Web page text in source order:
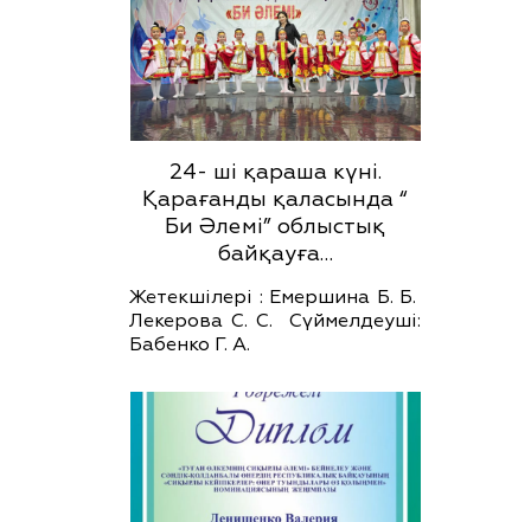
24- ші қараша күні.
Қарағанды қаласында “
Би Әлемі” облыстық
байқауға…
Жетекшілері : Емершина Б. Б.
Лекерова С. С. Сүймелдеуші:
Бабенко Г. А.